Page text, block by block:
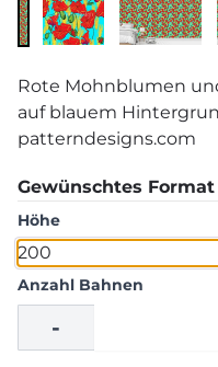
Rote Mohnblumen
auf blauem
patterndesigns.com
Gewünschtes
Höhe
Anzahl Bahnen
-